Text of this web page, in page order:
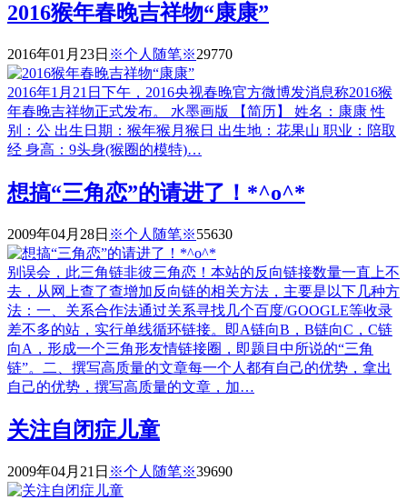
2016猴年春晚吉祥物“康康”
2016年01月23日 ※个人随笔※29770
2016年1月21日下午，2016央视春晚官方微博发消息称2016猴
年春晚吉祥物正式发布。 水墨画版 【简历】 姓名：康康 性
别：公 出生日期：猴年猴月猴日 出生地：花果山 职业：陪取
经 身高：9头身(猴圈的模特)…
想搞“三角恋”的请进了！*^o^*
2009年04月28日 ※个人随笔※55630
别误会，此三角链非彼三角恋！本站的反向链接数量一直上不
去，从网上查了查增加反向链的相关方法，主要是以下几种方
法：一、关系合作法通过关系寻找几个百度/GOOGLE等收录
差不多的站，实行单线循环链接。即A链向B，B链向C，C链
向A，形成一个三角形友情链接圈，即题目中所说的“三角
链”。二、撰写高质量的文章每一个人都有自己的优势，拿出
自己的优势，撰写高质量的文章，加…
关注自闭症儿童
2009年04月21日 ※个人随笔※39690